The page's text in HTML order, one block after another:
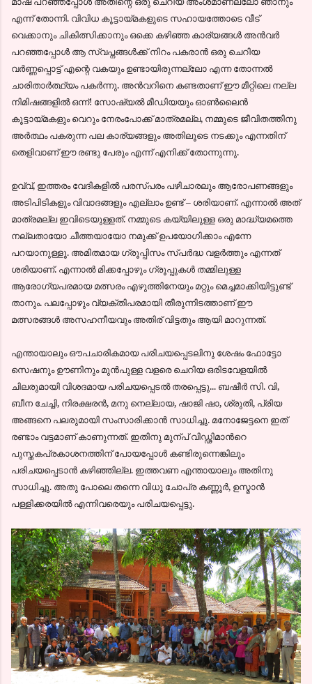
എന്ന് തോന്നി. വിവിധ കൂട്ടായ്മകളുടെ സഹായത്തോടെ വീട്
വെക്കാനും ചികിത്സിക്കാനും ഒക്കെ കഴിഞ്ഞ കാര്യങ്ങള്‍ അന്‍വര്‍
പറഞ്ഞപ്പോള്‍ ആ സ്വപ്നങ്ങള്‍ക്ക് നിറം പകരാന്‍ ഒരു ചെറിയ
വര്‍ണ്ണപ്പൊട്ട് എന്റെ വകയും ഉണ്ടായിരുന്നല്ലോ എന്ന തോന്നല്‍
ചാരിതാര്‍ത്ഥ്യം പകര്‍ന്നു. അന്‍വറിനെ കണ്ടതാണ് ഈ മീറ്റിലെ നല്ല
നിമിഷങ്ങളില്‍ ഒന്ന്! സോഷ്യല്‍ മീഡിയയും ഓണ്‍ലൈന്‍
കൂട്ടായ്മകളും വെറും നേരംപോക്ക് മാത്രമല്ല, നമ്മുടെ ജീവിതത്തിനു
അര്‍ത്ഥം പകരുന്ന പല കാര്യങ്ങളും അതിലൂടെ നടക്കും എന്നതിന്
തെളിവാണ് ഈ രണ്ടു പേരും എന്ന് എനിക്ക് തോന്നുന്നു.
ഉവ്വ്, ഇത്തരം വേദികളില്‍ പരസ്പരം പഴിചാരലും ആരോപണങ്ങളും
അടിപിടികളും വിവാദങ്ങളും എല്ലാം ഉണ്ട് – ശരിയാണ്. എന്നാല്‍ അത്
മാത്രമല്ല ഇവിടെയുള്ളത്. നമ്മുടെ കയ്യിലുള്ള ഒരു മാദ്ധ്യമത്തെ
നല്ലതായോ ചീത്തയായോ നമുക്ക് ഉപയോഗിക്കാം എന്നേ
പറയാനുള്ളൂ. അമിതമായ ഗ്രൂപ്പിസം സ്പര്‍ദ്ധ വളര്‍ത്തും എന്നത്
ശരിയാണ്. എന്നാല്‍ മിക്കപ്പോഴും ഗ്രൂപ്പുകള്‍ തമ്മിലുള്ള
ആരോഗ്യപരമായ മത്സരം എഴുത്തിനേയും മറ്റും മെച്ചമാക്കിയിട്ടുണ്ട്
താനും. പലപ്പോഴും വ്യക്തിപരമായി തീരുന്നിടത്താണ് ഈ
മത്സരങ്ങള്‍ അസഹനീയവും അതിര് വിട്ടതും ആയി മാറുന്നത്.
എന്തായാലും ഔപചാരികമായ പരിചയപ്പെടലിനു ശേഷം ഫോട്ടോ
സെഷനും ഊണിനും മുന്‍പുള്ള വളരെ ചെറിയ ഒരിടവേളയില്‍
ചിലരുമായി വിശദമായ പരിചയപ്പെടല്‍ തരപ്പെട്ടു... ബഷീര്‍ സി. വി,
ബീന ചേച്ചി, നിരക്ഷരന്‍, മനു നെല്ലായ, ഷാജി ഷാ, ശ്രുതി, പ്രിയ
അങ്ങനെ പലരുമായി സംസാരിക്കാന്‍ സാധിച്ചു. മനോജേട്ടനെ ഇത്
രണ്ടാം വട്ടമാണ് കാണുന്നത്. ഇതിനു മുന്പ് വിഡ്ഢിമാന്‍റെ
പുസ്തകപ്രകാശനത്തിന് പോയപ്പോള്‍ കണ്ടിരുന്നെങ്കിലും
പരിചയപ്പെടാന്‍ കഴിഞ്ഞില്ല. ഇത്തവണ എന്തായാലും അതിനു
സാധിച്ചു. അതു പോലെ തന്നെ വിധു ചോപ്ര കണ്ണൂര്‍, ഉസ്മാന്‍
പള്ളിക്കരയില്‍ എന്നിവരെയും പരിചയപ്പെട്ടു.